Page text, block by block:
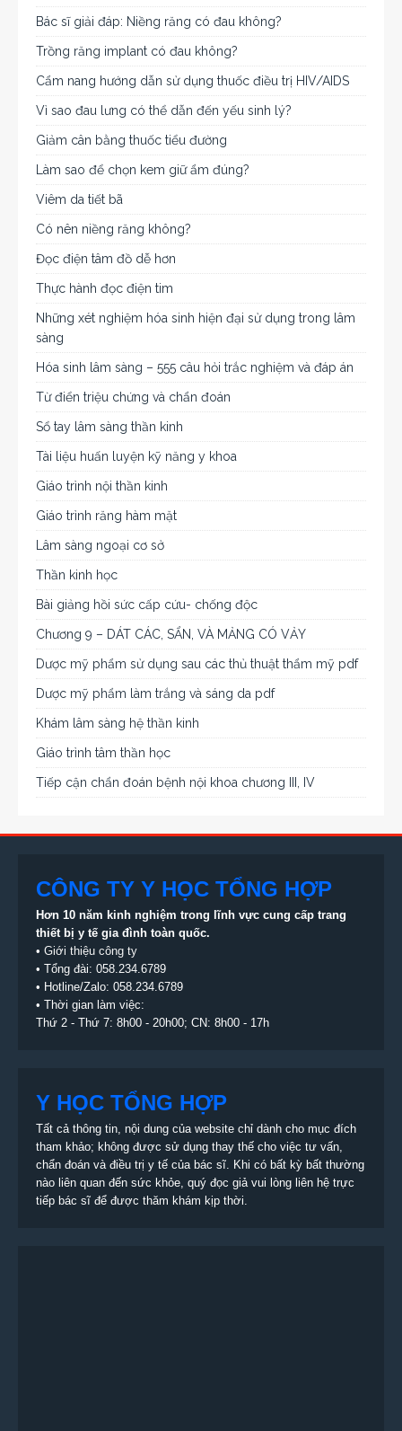
Bác sĩ giải đáp: Niềng răng có đau không?
Trồng răng implant có đau không?
Cẩm nang hướng dẫn sử dụng thuốc điều trị HIV/AIDS
Vì sao đau lưng có thể dẫn đến yếu sinh lý?
Giảm cân bằng thuốc tiểu đường
Làm sao để chọn kem giữ ẩm đúng?
Viêm da tiết bã
Có nên niềng răng không?
Đọc điện tâm đồ dễ hơn
Thực hành đọc điện tim
Những xét nghiệm hóa sinh hiện đại sử dụng trong lâm
sàng
Hóa sinh lâm sàng – 555 câu hỏi trắc nghiệm và đáp án
Từ điển triệu chứng và chẩn đoán
Sổ tay lâm sàng thần kinh
Tài liệu huấn luyện kỹ năng y khoa
Giáo trình nội thần kinh
Giáo trình răng hàm mặt
Lâm sàng ngoại cơ sở
Thần kinh học
Bài giảng hồi sức cấp cứu- chống độc
Chương 9 – DÁT CÁC, SẨN, VÀ MẢNG CÓ VẢY
Dược mỹ phẩm sử dụng sau các thủ thuật thẩm mỹ pdf
Dược mỹ phẩm làm trắng và sáng da pdf
Khám lâm sàng hệ thần kinh
Giáo trình tâm thần học
Tiếp cận chẩn đoán bệnh nội khoa chương III, IV
CÔNG TY Y HỌC TỔNG HỢP
Hơn 10 năm kinh nghiệm trong lĩnh vực cung cấp trang
thiết bị y tế gia đình toàn quốc.
• Giới thiệu công ty
• Tổng đài: 058.234.6789
• Hotline/Zalo: 058.234.6789
• Thời gian làm việc:
Thứ 2 - Thứ 7: 8h00 - 20h00; CN: 8h00 - 17h
Y HỌC TỔNG HỢP
Tất cả thông tin, nội dung của website chỉ dành cho mục đích
tham khảo; không được sử dụng thay thế cho việc tư vấn,
chẩn đoán và điều trị y tế của bác sĩ. Khi có bất kỳ bất thường
nào liên quan đến sức khỏe, quý đọc giả vui lòng liên hệ trực
tiếp bác sĩ để được thăm khám kịp thời.